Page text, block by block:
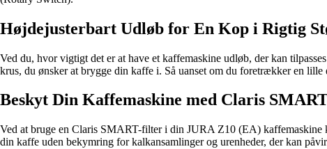
Højdejusterbart Udløb for En Kop i Rigtig
Ved du, hvor vigtigt det er at have et kaffemaskine udløb, der kan
krus, du ønsker at brygge din kaffe i. Så uanset om du foretrækker en lille
Beskyt Din Kaffemaskine med Claris
Ved at bruge en Claris SMART-filter i din JURA Z10 (EA) kaffemaskine
din kaffe uden bekymring for kalkansamlinger og urenheder, der kan